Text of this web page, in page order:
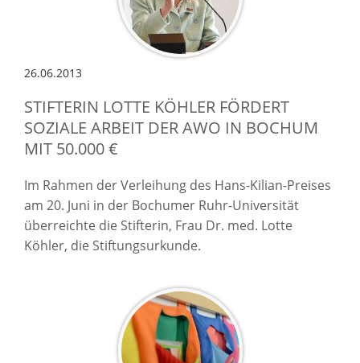
26.06.2013
STIFTERIN LOTTE KÖHLER FÖRDERT
SOZIALE ARBEIT DER AWO IN BOCHUM
MIT 50.000 €
Im Rahmen der Verleihung des Hans-Kilian-Preises
am 20. Juni in der Bochumer Ruhr-Universität
überreichte die Stifterin, Frau Dr. med. Lotte
Köhler, die Stiftungsurkunde.